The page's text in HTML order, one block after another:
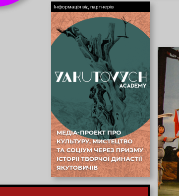
Інформація від партнерів